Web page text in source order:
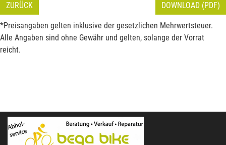
ZURÜCK DOWNLOAD (PDF)
*Preisangaben gelten inklusive der gesetzlichen Mehrwertsteuer.
Alle Angaben sind ohne Gewähr und gelten, solange der Vorrat
reicht.